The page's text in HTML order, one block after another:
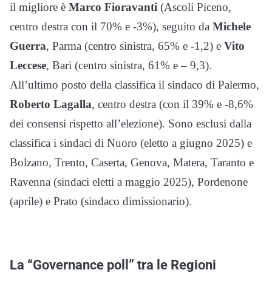
il migliore è Marco Fioravanti (Ascoli Piceno,
centro destra con il 70% e -3%), seguito da Michele
Guerra, Parma (centro sinistra, 65% e -1,2) e Vito
Leccese, Bari (centro sinistra, 61% e – 9,3).
All’ultimo posto della classifica il sindaco di Palermo,
Roberto Lagalla, centro destra (con il 39% e -8,6%
dei consensi rispetto all’elezione). Sono esclusi dalla
classifica i sindaci di Nuoro (eletto a giugno 2025) e
Bolzano, Trento, Caserta, Genova, Matera, Taranto e
Ravenna (sindaci eletti a maggio 2025), Pordenone
(aprile) e Prato (sindaco dimissionario).
La “Governance poll” tra le Regioni